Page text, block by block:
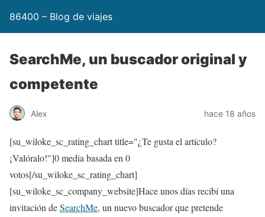
86400 – Blog de viajes
SearchMe, un buscador original y
competente
Alex hace 18 años
[su_wiloke_sc_rating_chart title="¿Te gusta el artículo?
¡Valóralo!"]0media basada en 0
votos[/su_wiloke_sc_rating_chart]
[su_wiloke_sc_company_website]Hace unos días recibí una
invitación deSearchMe, un nuevo buscador que pretende